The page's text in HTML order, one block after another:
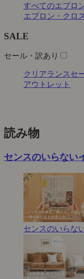
すべてのエプロ
エプロン・クロス
SALE
セール・訳あり
クリアランスセ
アウトレット
読み物
センスのいらない
センスのいらな